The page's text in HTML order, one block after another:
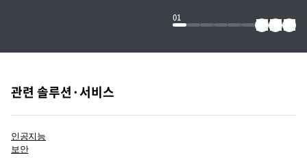
01
관련 솔루션·서비스
인공지능
보안